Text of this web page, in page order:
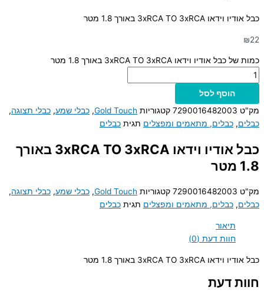
כבל אודיו וידאו 3xRCA TO 3xRCA באורך 1.8 מטר
₪22
כמות של כבל אודיו וידאו 3xRCA TO 3xRCA באורך 1.8 מטר
הוסף לסל
מק"ט 7290016482003 קטגוריות Gold Touch
, כבלי שמע, כבלי תצוגה,
כבלים, כבלים, מתאמים ומפצלים תגית כבלים
כבל אודיו וידאו 3xRCA TO 3xRCA באורך
1.8 מטר
מק"ט 7290016482003 קטגוריות Gold Touch
, כבלי שמע, כבלי תצוגה,
כבלים, כבלים, מתאמים ומפצלים תגית כבלים
תיאור
חוות דעת (0)
כבל אודיו וידאו 3xRCA TO 3xRCA באורך 1.8 מטר
חוות דעת